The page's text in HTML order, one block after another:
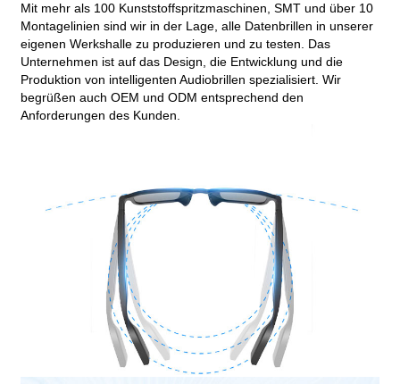
Mit mehr als 100 Kunststoffspritzmaschinen, SMT und über 10
Montagelinien sind wir in der Lage, alle Datenbrillen in unserer
eigenen Werkshalle zu produzieren und zu testen. Das
Unternehmen ist auf das Design, die Entwicklung und die
Produktion von intelligenten Audiobrillen spezialisiert. Wir
begrüßen auch OEM und ODM entsprechend den
Anforderungen des Kunden.